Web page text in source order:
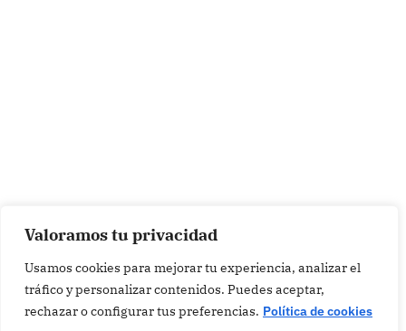
Valoramos tu privacidad
Usamos cookies para mejorar tu experiencia, analizar el
tráfico y personalizar contenidos. Puedes aceptar,
rechazar o configurar tus preferencias. Política de cookies